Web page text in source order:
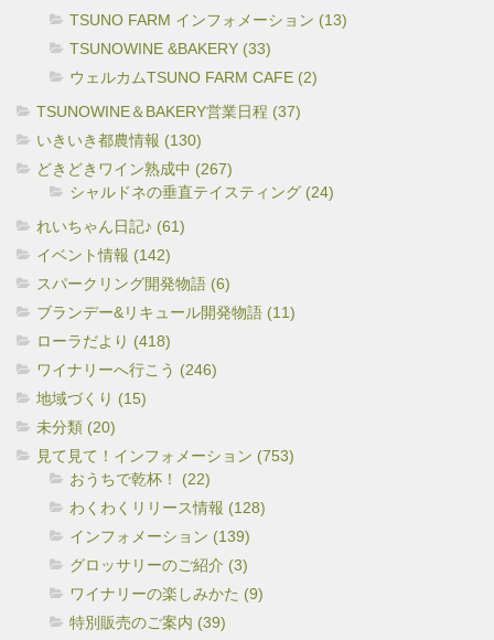
TSUNO FARM インフォメーション (13)
TSUNOWINE &BAKERY (33)
ウェルカムTSUNO FARM CAFE (2)
TSUNOWINE＆BAKERY営業日程 (37)
いきいき都農情報 (130)
どきどきワイン熟成中 (267)
シャルドネの垂直テイスティング (24)
れいちゃん日記♪ (61)
イベント情報 (142)
スパークリング開発物語 (6)
ブランデー&リキュール開発物語 (11)
ローラだより (418)
ワイナリーへ行こう (246)
地域づくり (15)
未分類 (20)
見て見て！インフォメーション (753)
おうちで乾杯！ (22)
わくわくリリース情報 (128)
インフォメーション (139)
グロッサリーのご紹介 (3)
ワイナリーの楽しみかた (9)
特別販売のご案内 (39)